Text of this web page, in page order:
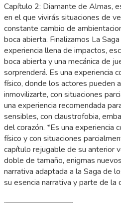
Capítulo 2: Diamante de Almas,
en el que vivirás situaciones de
constante cambio de
boca abierta. Finalizamos La
experiencia llena de impactos,
boca abierta y una mecánica de
sorprenderá. Es una experiencia
físico, donde los actores pueden
inmovilizarte, con situaciones
una experiencia recomendada
sensibles, con claustrofobia,
del corazón. *Es una experiencia
físico y con situaciones
capítulo rejugable de su anterior
doble de tamaño, enigmas
narrativa adaptada a la Saga de
su esencia narrativa y parte de la